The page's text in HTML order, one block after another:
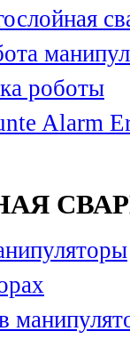
роботы
Alarm